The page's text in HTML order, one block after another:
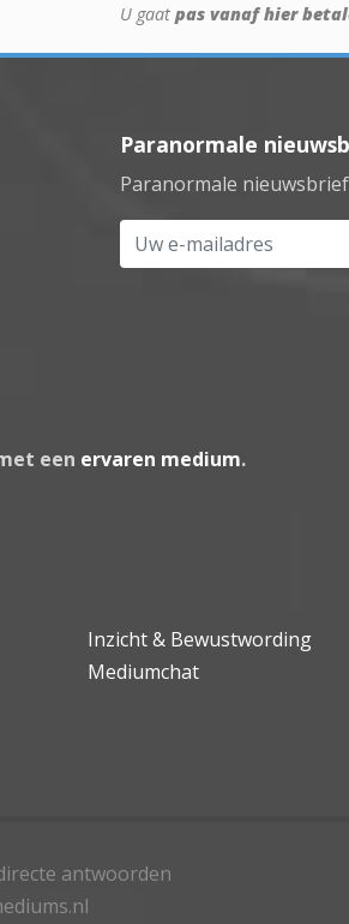
U gaat pas vanaf hier
Paranormale
Paranormale
Uw e-mailadres
een ervaren medium.
Inzicht & Bewustwording
Mediumchat
antwoorden